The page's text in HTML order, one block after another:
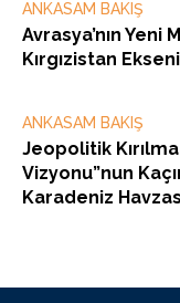
ANKASAM BAKIŞ
Avrasya’nın
Kırgızistan
ANKASAM BAKIŞ
Jeopolitik
Vizyonu”nun
Karadeniz